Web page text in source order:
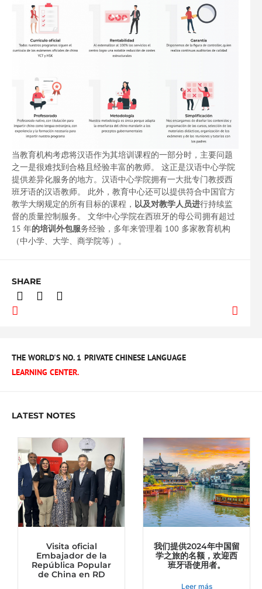
当教育机构考虑将汉语作为其培训课程的一部分时，主要问题
之一是很难找到合格且经验丰富的教师。 这正是汉语中心学院
提供差异化服务的地方。汉语中心学院拥有一大批专门教授西
班牙语的汉语教师。 此外，教育中心还可以提供符合中国官方
教学大纲规定的所有目标的课程， 以及对教学人员进行持续监
督的质量控制服务。 文华中心学院在西班牙的母公司拥有超过
15 年的培训外包服务经验，多年来管理着 100 多家教育机构
（中小学、大学、商学院等）。
SHARE
THE WORLD'S NO. 1 PRIVATE CHINESE LANGUAGE
LEARNING CENTER.
LATEST NOTES
Visita oficial
Embajador de la
República Popular
de China en RD
我们提供2024年中国留
学之旅的名额，欢迎西
班牙语使用者。
Leer más